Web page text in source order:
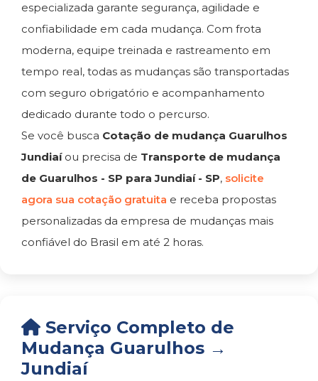
especializada garante segurança, agilidade e
confiabilidade em cada mudança. Com frota
moderna, equipe treinada e rastreamento em
tempo real, todas as mudanças são transportadas
com seguro obrigatório e acompanhamento
dedicado durante todo o percurso.
Se você busca Cotação de mudança Guarulhos
Jundiaíou precisa de Transporte de mudança
de Guarulhos - SP para Jundiaí - SP, solicite
agora sua cotação gratuita e receba propostas
personalizadas da empresa de mudanças mais
confiável do Brasil em até 2 horas.
Serviço Completo de
Mudança Guarulhos →
Jundiaí